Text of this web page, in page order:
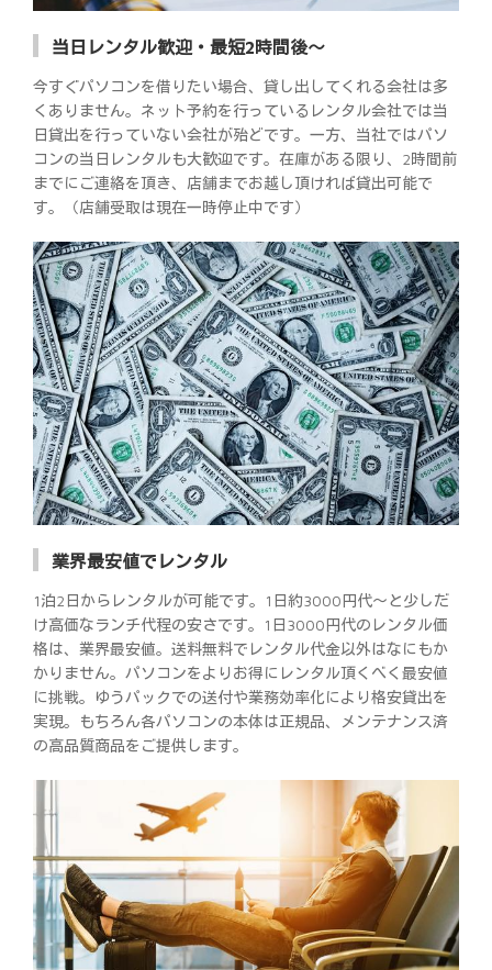
当日レンタル歓迎・最短2時間後～
今すぐパソコンを借りたい場合、貸し出してくれる会社は多
くありません。ネット予約を行っているレンタル会社では当
日貸出を行っていない会社が殆どです。一方、当社ではパソ
コンの当日レンタルも大歓迎です。在庫がある限り、2時間前
までにご連絡を頂き、店舗までお越し頂ければ貸出可能で
す。（店舗受取は現在一時停止中です）
業界最安値でレンタル
1泊2日からレンタルが可能です。1日約3000円代～と少しだ
け高価なランチ代程の安さです。1日3000円代のレンタル価
格は、業界最安値。送料無料でレンタル代金以外はなにもか
かりません。パソコンをよりお得にレンタル頂くべく最安値
に挑戦。ゆうパックでの送付や業務効率化により格安貸出を
実現。もちろん各パソコンの本体は正規品、メンテナンス済
の高品質商品をご提供します。